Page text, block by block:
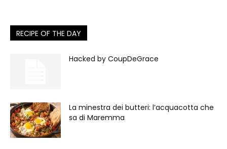
RECIPE OF THE DAY
Hacked by CoupDeGrace
La minestra dei butteri: l’acquacotta che
sa di Maremma